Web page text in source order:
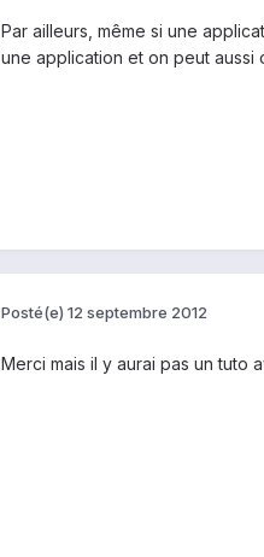
Par ailleurs, même si une
une application et on peut aussi
Posté(e) 12 septembre 2012
Merci mais il y aurai pas un tuto